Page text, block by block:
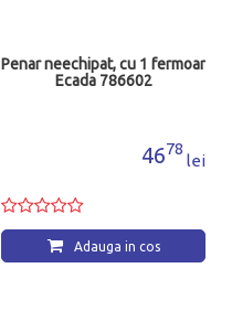
Penar neechipat, cu 1 fermoar
Ecada 786602
4678
lei
Adauga in cos